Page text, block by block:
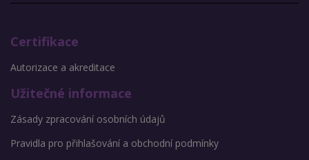
Certifikace
Autorizace a akreditace
Užitečné informace
Zásady zpracování osobních údajů
Pravidla pro přihlašování a obchodní podmínky